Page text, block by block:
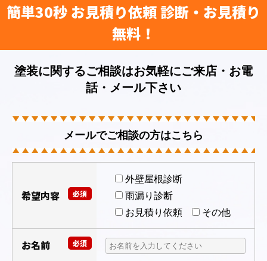
簡単30秒 お見積り依頼 診断・お見積り
無料！
塗装に関するご相談はお気軽にご来店・お電
話・メール下さい
メールでご相談の方はこちら
必須
希望内容
外壁屋根診断
雨漏り診断
お見積り依頼
その他
お名前 必須